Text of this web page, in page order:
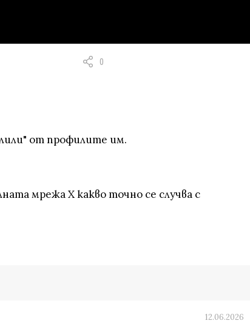
0
от профилите им.
мрежа Х какво точно се случва с
12.06.2026